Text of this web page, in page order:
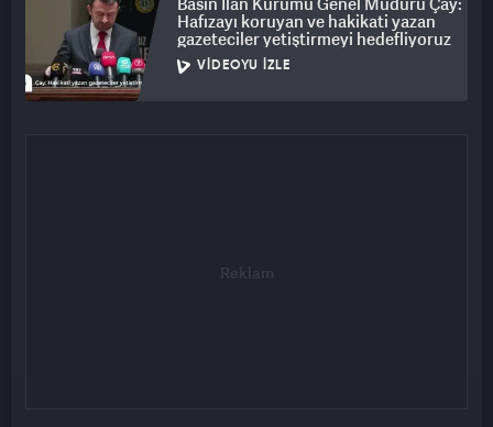
Hafızayı koruyan ve hakikati yazan
gazeteciler yetiştirmeyi hedefliyoruz
VIDEOYU İZLE